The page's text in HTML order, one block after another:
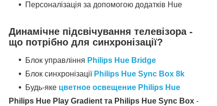
Персоналізація за допомогою додатків Hue
Динамічне підсвічування телевізора -
що потрібно для синхронізації?
Блок управління Philips Hue Bridge
Блок синхронізації Philips Hue Sync Box 8k
Будь-яке цветное освещение Philips Hue
Philips Hue Play Gradient та Philips Hue Sync Box -